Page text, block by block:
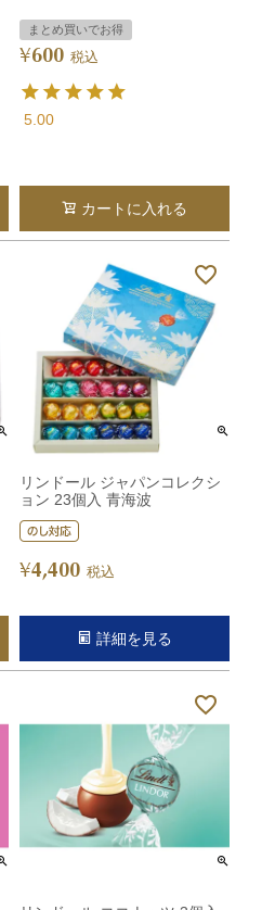
まとめ買いでお得
¥600 税込
5.00
カートに入れる
リンドール ジャパンコレクシ
ョン 23個入 青海波
¥4,400 税込
詳細を見る